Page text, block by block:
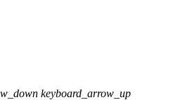
keyboard_arrow_up